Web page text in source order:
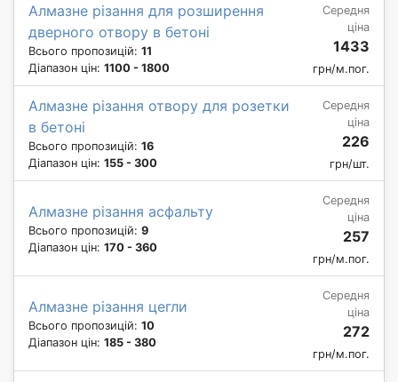
Алмазне різання для розширення
дверного отвору в бетоні
Всього пропозицій: 11
Діапазон цін: 1100 - 1800
Середня
ціна
1433
грн/м.пог.
Алмазне різання отвору для розетки
в бетоні
Всього пропозицій: 16
Діапазон цін: 155 - 300
Середня
ціна
226
грн/шт.
Алмазне різання асфальту
Всього пропозицій: 9
Діапазон цін: 170 - 360
Середня
ціна
257
грн/м.пог.
Алмазне різання цегли
Всього пропозицій: 10
Діапазон цін: 185 - 380
Середня
ціна
272
грн/м.пог.